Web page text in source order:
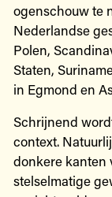
ogenschouw te
Nederlandse
Polen,
Staten,
in Egmond en
Schrijnend
context.
donkere kanten
stelselmatige